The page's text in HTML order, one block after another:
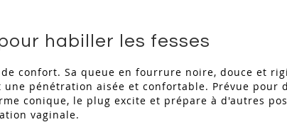
habiller les fesses
confort. Sa queue en fourrure noire, douce et
pénétration aisée et confortable. Prévue
conique, le plug excite et prépare à d'autres
vaginale.